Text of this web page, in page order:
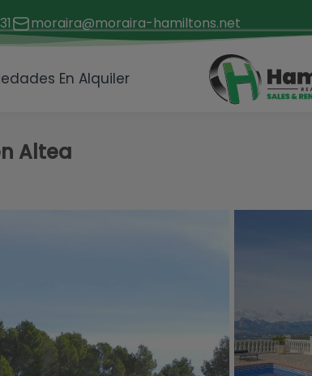
moraira@moraira-hamiltons.net
En Alquiler
Altea